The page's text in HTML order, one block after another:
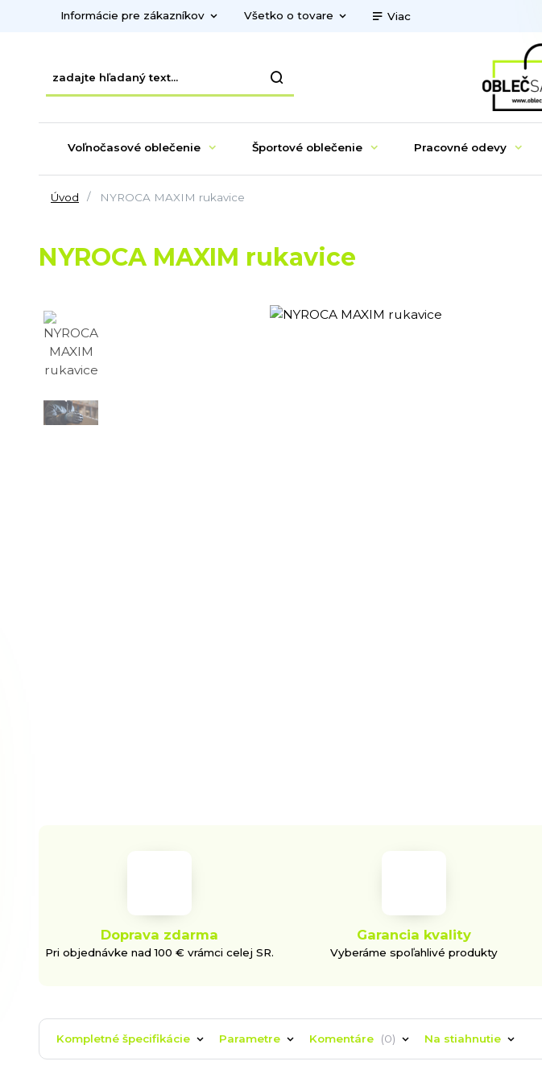
Informácie pre zákazníkov Všetko o tovare Viac
Voľnočasové oblečenie Športové oblečenie Pracovné odevy
Úvod NYROCA MAXIM rukavice
NYROCA MAXIM rukavice
Doprava zdarma
Pri objednávke nad 100 € vrámci celej SR.
Garancia kvality
Vyberáme spoľahlivé produkty
Kompletné špecifikácie Parametre Komentáre 0 Na stiahnutie